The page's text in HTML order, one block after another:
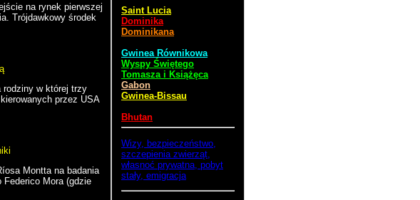
na rynek pierwszej
Trójdawkowy środek
rodziny w której trzy
przez USA
Montta na badania
Mora (gdzie
Saint Lucia
Dominika
Dominikana
Gwinea Równikowa
Wyspy Świętego
Tomasza i Książęca
Gabon
Gwinea-Bissau
Bhutan
Wizy, bezpieczeństwo,
szczepienia zwierząt,
własnoć prywatna, pobyt
stały, emigracja